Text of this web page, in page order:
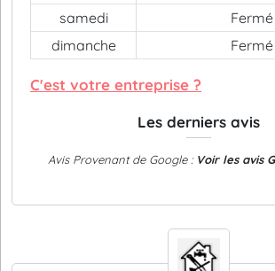
samedi
Fermé
dimanche
Fermé
C'est votre entreprise ?
Les derniers avis
Avis Provenant de Google : Voir les avis